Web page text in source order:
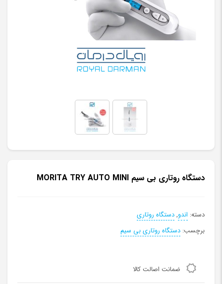
دستگاه روتاری بی سیم MORITA TRY AUTO MINI
دسته: اندو,دستگاه روتاری
برچسب: دستگاه روتاری بی سیم
ضمانت اصالت کالا